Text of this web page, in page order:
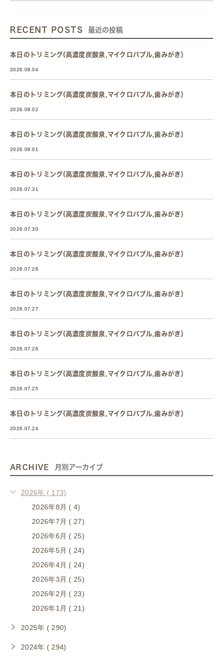
RECENT POSTS 最近の投稿
本日のトリミング(高濃度炭酸泉,マイクロバブル,歯みがき）
2026.08.04
本日のトリミング(高濃度炭酸泉,マイクロバブル,歯みがき）
2026.08.02
本日のトリミング(高濃度炭酸泉,マイクロバブル,歯みがき）
2026.08.01
本日のトリミング(高濃度炭酸泉,マイクロバブル,歯みがき）
2026.07.31
本日のトリミング(高濃度炭酸泉,マイクロバブル,歯みがき）
2026.07.30
本日のトリミング(高濃度炭酸泉,マイクロバブル,歯みがき）
2026.07.28
本日のトリミング(高濃度炭酸泉,マイクロバブル,歯みがき）
2026.07.27
本日のトリミング(高濃度炭酸泉,マイクロバブル,歯みがき）
2026.07.26
本日のトリミング(高濃度炭酸泉,マイクロバブル,歯みがき）
2026.07.25
本日のトリミング(高濃度炭酸泉,マイクロバブル,歯みがき）
2026.07.24
ARCHIVE 月別アーカイブ
2026年 ( 173)
2026年8月 ( 4)
2026年7月 ( 27)
2026年6月 ( 25)
2026年5月 ( 24)
2026年4月 ( 24)
2026年3月 ( 25)
2026年2月 ( 23)
2026年1月 ( 21)
2025年 ( 290)
2024年 ( 294)